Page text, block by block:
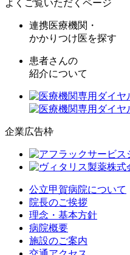
よくご覧いただくページ
連携医療機関・
かかりつけ医を探す
患者さんの
紹介について
企業広告枠
公立甲賀病院について
院長のご挨拶
理念・基本方針
病院概要
施設のご案内